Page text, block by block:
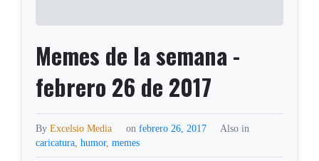
Memes de la semana -
febrero 26 de 2017
ByExcelsio Media on febrero 26, 2017
Also in
caricatura,humor,memes